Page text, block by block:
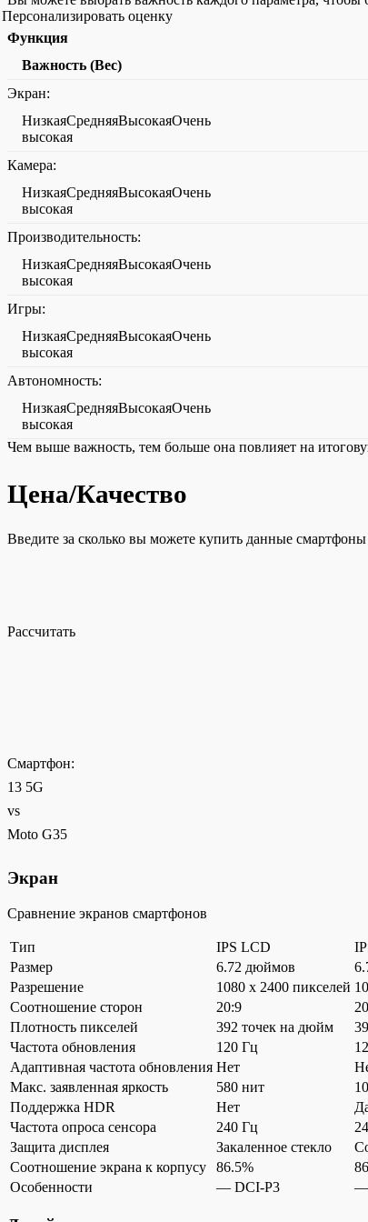
Персонализировать оценку
Функция
Важность (Вес)
Экран:
НизкаяСредняяВысокаяОчень
высокая
Камера:
НизкаяСредняяВысокаяОчень
высокая
Производительность:
НизкаяСредняяВысокаяОчень
высокая
Игры:
НизкаяСредняяВысокаяОчень
высокая
Автономность:
НизкаяСредняяВысокаяОчень
высокая
Чем выше важность, тем больше она повлияет на
Цена/Качество
Введите за сколько вы можете купить данные
Рассчитать
Смартфон:
13 5G
vs
Moto G35
Экран
Сравнение экранов смартфонов
Тип IPS LCD
Размер
6.72 дюймов
Разрешение
1080 x 2400 пикселей
Соотношение сторон
20:9
Плотность пикселей
392 точек на дюйм
Частота обновления
120 Гц
Адаптивная частота обновления Нет
Макс. заявленная яркость
580 нит
Поддержка HDR
Нет
Частота опроса сенсора
240 Гц
Защита дисплея
Закаленное стекло
Соотношение экрана к корпусу
86.5%
Особенности
— DCI-P3 —